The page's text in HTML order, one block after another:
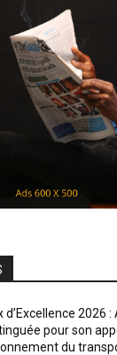
d’Excellence 2026 :
pour son
du